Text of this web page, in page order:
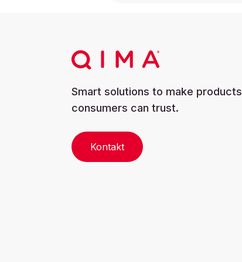
Smart solutions to make products
consumers can trust.
Kontakt